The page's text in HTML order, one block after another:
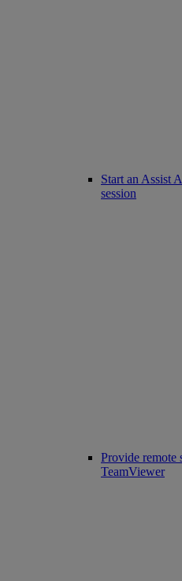
Start an Assist
session
Provide remote
TeamViewer